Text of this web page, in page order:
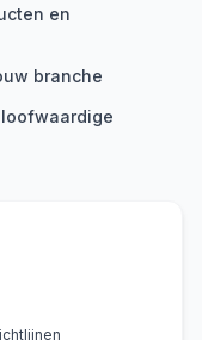
en
branche